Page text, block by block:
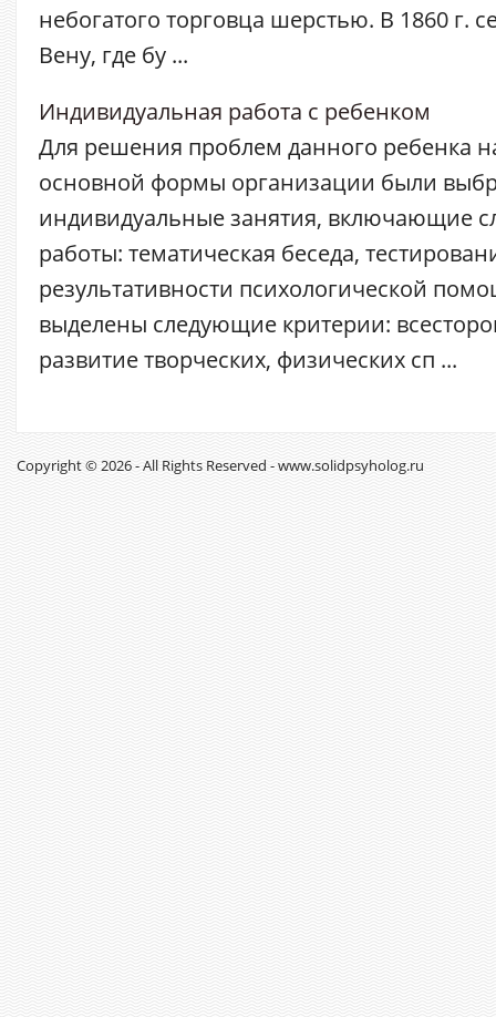
небогатого торговца шерстью. В 1860 г.
Вену, где бу ...
Индивидуальная работа с ребенком
Для решения проблем данного ребенка
основной формы организации были
индивидуальные занятия, включающие
работы: тематическая беседа,
результативности психологической
выделены следующие критерии:
развитие творческих, физических сп ...
Copyright © 2026 - All Rights Reserved - www.solidpsyholog.ru